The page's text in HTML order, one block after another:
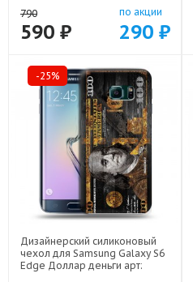
790
590 ₽
по акции
290 ₽
-25%
Дизайнерский силиконовый
чехол для Samsung Galaxy S6
Edge Доллар деньги арт: